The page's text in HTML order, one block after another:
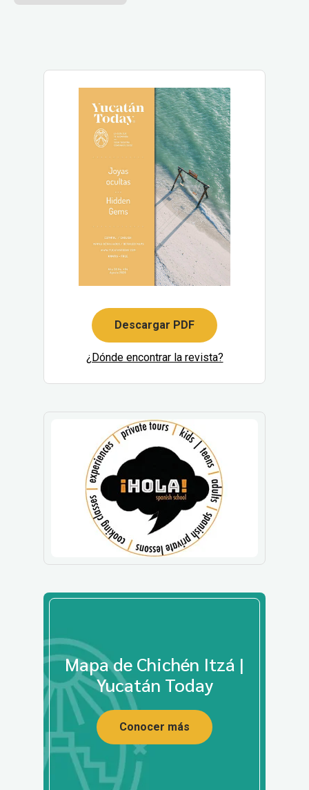
Descargar PDF
¿Dónde encontrar la revista?
Mapa de Chichén Itzá |
Yucatán Today
Conocer más